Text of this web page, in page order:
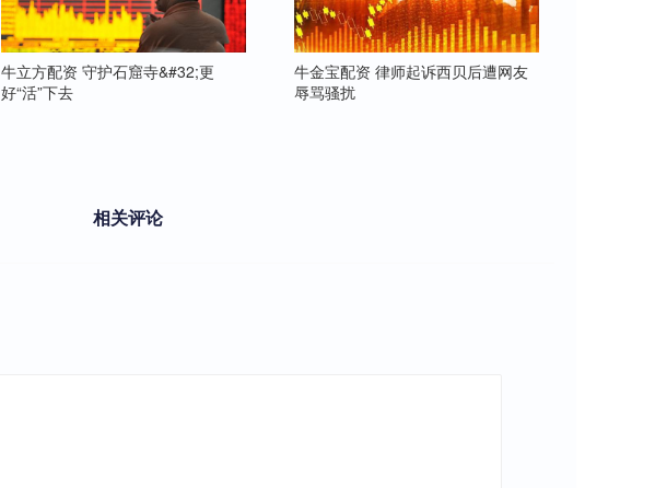
牛立方配资 守护石窟寺&#32;更
好“活”下去
牛金宝配资 律师起诉西贝后遭网友
辱骂骚扰
相关评论